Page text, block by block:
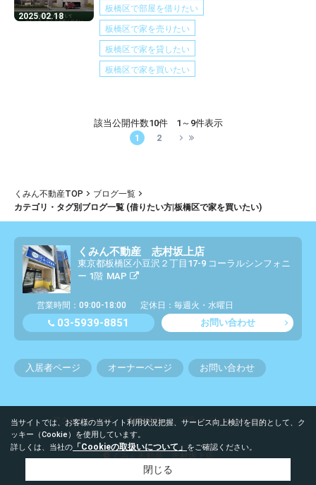
2025.02.18
板橋区で部屋を借りたい
板橋区で家を売りたい
板橋区で家を貸したい
板橋区で家を買いたい
該当公開件数10件1～9件表示
1
2
くみん不動産TOP
ブログ一覧
カテゴリ・タグ別ブログ一覧 (借りたい方|板橋区で家を買いたい)
くみん不動産 志村坂上店
東京都板橋区小豆沢２丁目17-9 コーラルシンフォニ
ー 1階 MAP
営業時間：09:00-18:00 定休日：毎週火・水曜日
03-5939-8851 お問い合わせ
入居者ページ オーナーページ お問い合わせ
アクセスマップ 利用規約 プライバシーポリシー
© くみん不動産 志村坂上店
当サイトでは、お客様の当サイト利用状況把握、サービス向上検討を目的として、ク
ッキー（Cookie）を使用しています。
詳しくは、当社の 「Cookieの取扱いについて」 をご確認ください。
閉じる